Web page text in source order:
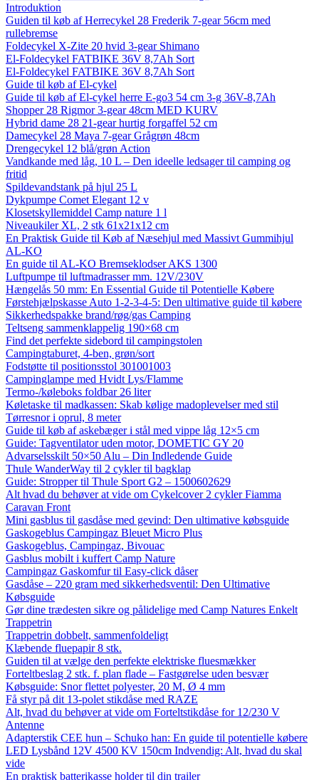
Introduktion
Guiden til køb af Herrecykel 28 Frederik 7-gear 56cm med
rullebremse
Foldecykel X-Zite 20 hvid 3-gear Shimano
El-Foldecykel FATBIKE 36V 8,7Ah Sort
El-Foldecykel FATBIKE 36V 8,7Ah Sort
Guide til køb af El-cykel
Guide til køb af El-cykel herre E-go3 54 cm 3-g 36V-8,7Ah
Shopper 28 Rigmor 3-gear 48cm MED KURV
Hybrid dame 28 21-gear hurtig forgaffel 52 cm
Damecykel 28 Maya 7-gear Grågrøn 48cm
Drengecykel 12 blå/grøn Action
Vandkande med låg, 10 L – Den ideelle ledsager til camping og
fritid
Spildevandstank på hjul 25 L
Dykpumpe Comet Elegant 12 v
Klosetskyllemiddel Camp nature 1 l
Niveaukiler XL, 2 stk 61x21x12 cm
En Praktisk Guide til Køb af Næsehjul med Massivt Gummihjul
AL-KO
En guide til AL-KO Bremseklodser AKS 1300
Luftpumpe til luftmadrasser mm. 12V/230V
Hængelås 50 mm: En Essential Guide til Potentielle Købere
Førstehjælpskasse Auto 1-2-3-4-5: Den ultimative guide til købere
Sikkerhedspakke brand/røg/gas Camping
Teltseng sammenklappelig 190×68 cm
Find det perfekte sidebord til campingstolen
Campingtaburet, 4-ben, grøn/sort
Fodstøtte til positionsstol 301001003
Campinglampe med Hvidt Lys/Flamme
Termo-/køleboks foldbar 26 liter
Køletaske til madkassen: Skab kølige madoplevelser med stil
Tørresnor i oprul, 8 meter
Guide til køb af askebæger i stål med vippe låg 12×5 cm
Guide: Tagventilator uden motor, DOMETIC GY 20
Advarselsskilt 50×50 Alu – Din Indledende Guide
Thule WanderWay til 2 cykler til bagklap
Guide: Stropper til Thule Sport G2 – 1500602629
Alt hvad du behøver at vide om Cykelcover 2 cykler Fiamma
Caravan Front
Mini gasblus til gasdåse med gevind: Den ultimative købsguide
Gaskogeblus Campingaz Bleuet Micro Plus
Gaskogeblus, Campingaz, Bivouac
Gasblus mobilt i kuffert Camp Nature
Campingaz Gaskomfur til Easy-click dåser
Gasdåse – 220 gram med sikkerhedsventil: Den Ultimative
Købsguide
Gør dine trædesten sikre og pålidelige med Camp Natures Enkelt
Trappetrin
Trappetrin dobbelt, sammenfoldeligt
Klæbende fluepapir 8 stk.
Guiden til at vælge den perfekte elektriske fluesmækker
Forteltbeslag 2 stk. f. plan flade – Fastgørelse uden besvær
Købsguide: Snor flettet polyester, 20 M, Ø 4 mm
Få styr på dit 13-polet stikdåse med RAZE
Alt, hvad du behøver at vide om Forteltstikdåse for 12/230 V
Antenne
Adapterstik CEE hun – Schuko han: En guide til potentielle købere
LED Lysbånd 12V 4500 KV 150cm Indvendig: Alt, hvad du skal
vide
En praktisk batterikasse holder til din trailer